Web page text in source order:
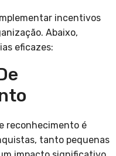
incentivos
Abaixo,
eficazes:
reconhecimento é
tanto pequenas